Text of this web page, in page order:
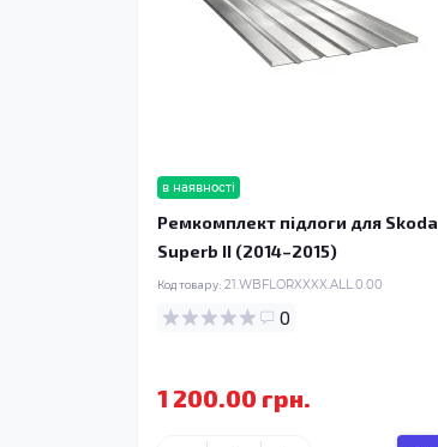
в наявності
Ремкомплект підлоги для Skoda
Superb II (2014–2015)
Код товару: 21.WBFLORXXXX.ALL.0.00
0
1 200.00 грн.